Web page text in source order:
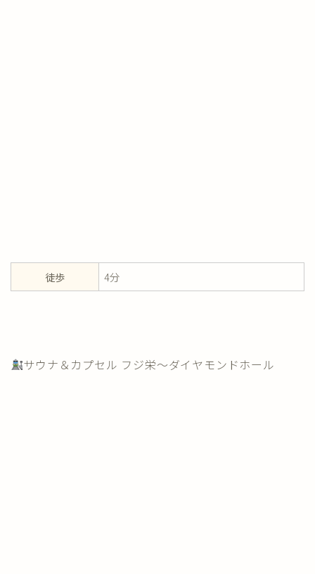
徒歩 4分
サウナ＆カプセル フジ栄～ダイヤモンドホール